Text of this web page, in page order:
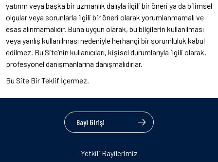
yatırım veya başka bir uzmanlık dalıyla ilgili bir öneri ya da bilimsel
olgular veya sorunlarla ilgili bir öneri olarak yorumlanmamalı ve
esas alınmamalıdır. Buna uygun olarak, bu bilgilerin kullanılması
veya yanlış kullanılması nedeniyle herhangi bir sorumluluk kabul
edilmez. Bu Site’nin kullanıcıları, kişisel durumlarıyla ilgili olarak,
profesyonel danışmanlarına danışmalıdırlar.
Bu Site Bir Teklif İçermez.
Bayi Girişi
Yetkili Bayilerimiz